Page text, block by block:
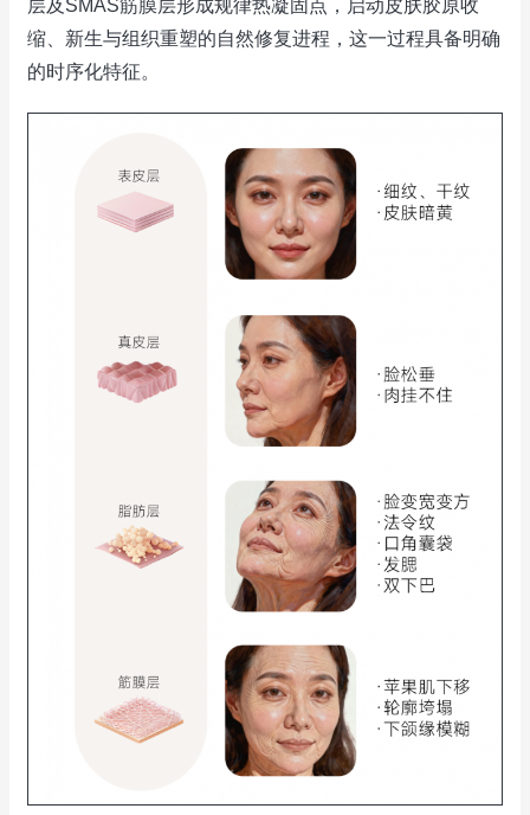
层及SMAS筋膜层形成规律热凝固点，启动皮肤胶原收
缩、新生与组织重塑的自然修复进程，这一过程具备明确
的时序化特征。